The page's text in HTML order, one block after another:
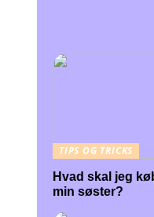
TIPS OG TRICKS
Hvad skal jeg
min søster?